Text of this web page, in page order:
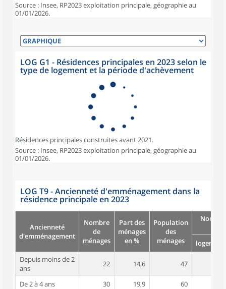
Source : Insee, RP2023 exploitation principale, géographie au
01/01/2026.
LOG G1 - Résidences principales en 2023 selon le
type de logement et la période d'achèvement
Résidences principales construites avant 2021.
Source : Insee, RP2023 exploitation principale, géographie au
01/01/2026.
LOG T9 - Ancienneté d'emménagement dans la
résidence principale en 2023
Ancienneté
d'emménagement
Nombre
de
ménages
Part des
ménages
en %
Population
des
ménages
logement
Depuis moins de 2
ans
22 14,6 47
De 2 à 4 ans 30 19,9 60